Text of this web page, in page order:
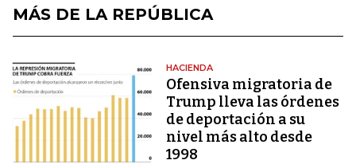
MÁS DE LA REPÚBLICA
HACIENDA
Ofensiva migratoria de
Trump lleva las órdenes
de deportación a su
nivel más alto desde
1998